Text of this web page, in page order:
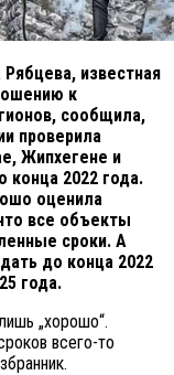
известная
к
сообщила,
проверила
Жипхегене и
2022 года.
оценила
все объекты
сроки. А
до конца 2022
года.
„хорошо“.
всего-то